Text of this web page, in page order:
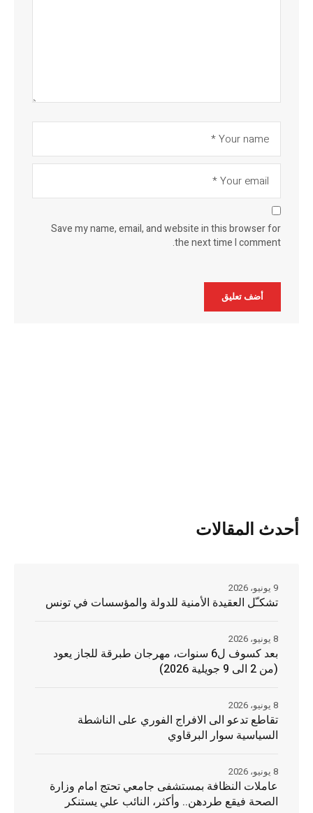
Save my name, email, and website in this browser for
the next time I comment.
أحدث المقالات
تشكـّل العقيدة الأمنية للدولة والمؤسسات في تونس
9 يونيو، 2026
بعد كسوف ل6 سنوات، مهرجان طبرقة للجاز يعود
(من 2 الى 9 جويلية 2026)
8 يونيو، 2026
تقاطع تدعو الى الافراج الفوري على الناشطة
السياسية سوار البرقاوي
8 يونيو، 2026
عاملات النظافة بمستشفى جامعي تحتج امام وزارة
الصحة فيقع طردهن.. وأكثر، النائب علي يستنكر
8 يونيو، 2026